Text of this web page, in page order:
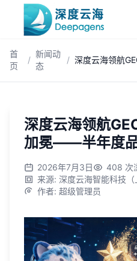
跳到主内容
首
页
/
新闻动
态
/
深度云海领航
加冕——半年度
2026年7月3日 408 次
来源: 深度云海智能科技
作者: 超级管理员